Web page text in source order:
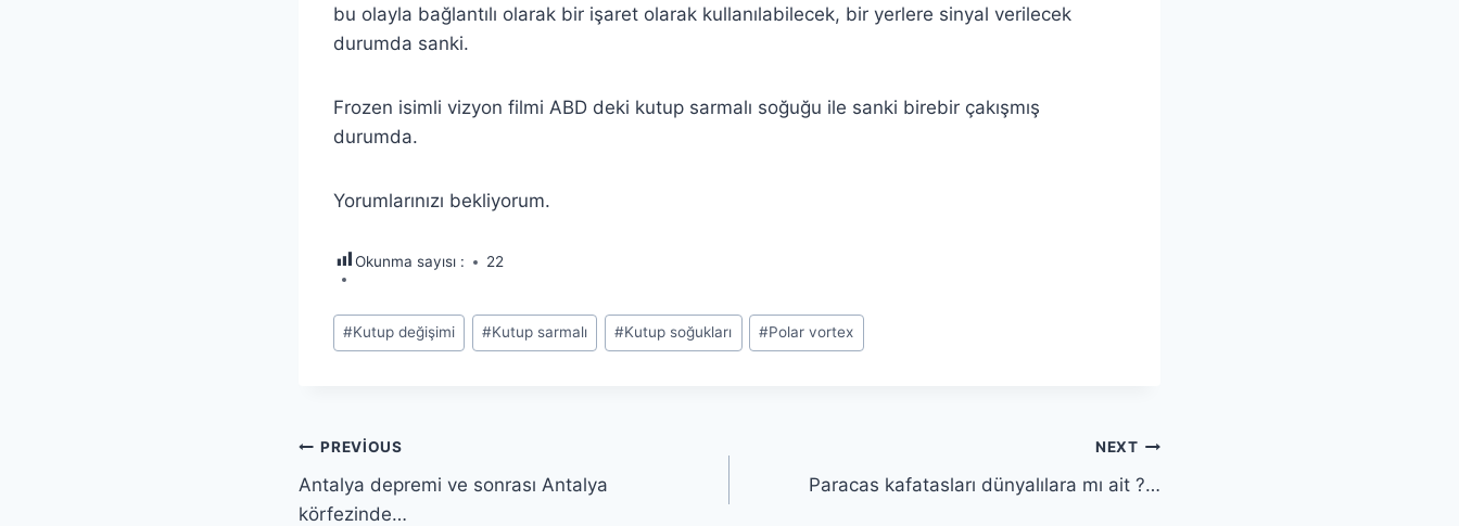
bu olayla bağlantılı olarak bir işaret olarak kullanılabilecek, bir yerlere sinyal verilecek
durumda sanki.
Frozen isimli vizyon filmi ABD deki kutup sarmalı soğuğu ile sanki birebir çakışmış
durumda.
Yorumlarınızı bekliyorum.
Okunma sayısı : 22
Post
Tags:
#Kutup değişimi #Kutup sarmalı #Kutup soğukları #Polar vortex
Yazı
gezinmesi
PREVIOUS
Antalya depremi ve sonrası Antalya
körfezinde…
NEXT
Paracas kafatasları dünyalılara mı ait ?…